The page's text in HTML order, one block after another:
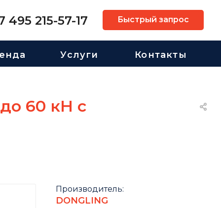
495 215-57-17 Быстрый запрос
Услуги Контакты
60 кН с
Производитель:
DONGLING